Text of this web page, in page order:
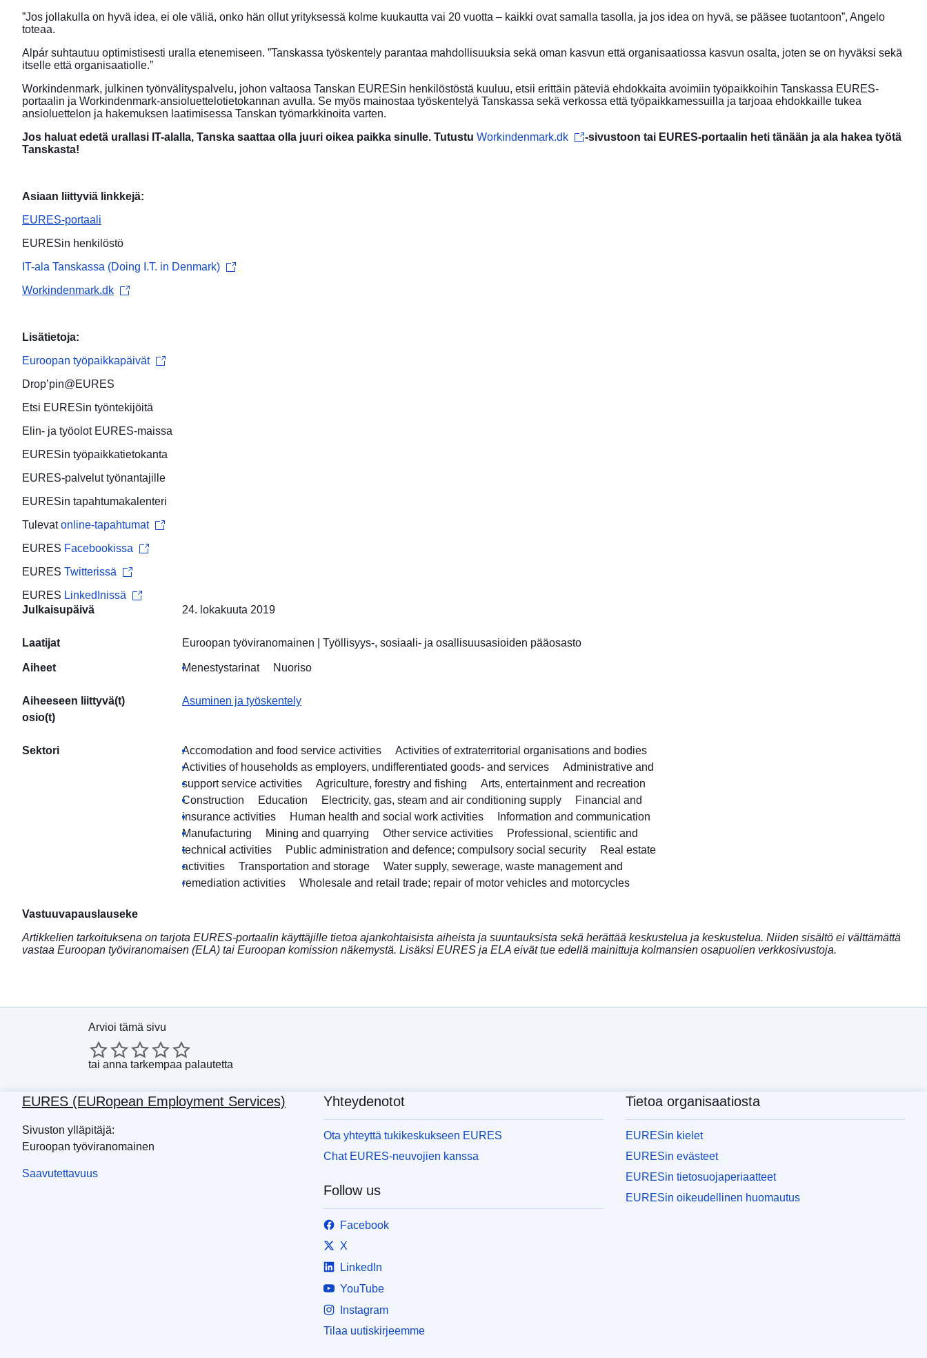
”Jos jollakulla on hyvä idea, ei ole väliä, onko hän ollut yrityksessä kolme kuukautta vai 20 vuotta – kaikki ovat samalla tasolla, ja jos idea on hyvä, se pääsee tuotantoon”, Angelo
toteaa.
Alpár suhtautuu optimistisesti uralla etenemiseen. ”Tanskassa työskentely parantaa mahdollisuuksia sekä oman kasvun että organisaatiossa kasvun osalta, joten se on hyväksi sekä
itselle että organisaatiolle.”
Workindenmark, julkinen työnvälityspalvelu, johon valtaosa Tanskan EURESin henkilöstöstä kuuluu, etsii erittäin päteviä ehdokkaita avoimiin työpaikkoihin Tanskassa EURES-
portaalin ja Workindenmark-ansioluettelotietokannan avulla. Se myös mainostaa työskentelyä Tanskassa sekä verkossa että työpaikkamessuilla ja tarjoaa ehdokkaille tukea
ansioluettelon ja hakemuksen laatimisessa Tanskan työmarkkinoita varten.
Jos haluat edetä urallasi IT-alalla, Tanska saattaa olla juuri oikea paikka sinulle. Tutustu Workindenmark.dk
-sivustoon tai EURES-portaalin heti tänään ja ala hakea työtä
Tanskasta!
Asiaan liittyviä linkkejä:
EURES-portaali
EURESin henkilöstö
IT-ala Tanskassa (Doing I.T. in Denmark)
Workindenmark.dk
Lisätietoja:
Euroopan työpaikkapäivät
Drop’pin@EURES
Etsi EURESin työntekijöitä
Elin- ja työolotEURES-maissa
EURESin työpaikkatietokanta
EURES-palveluttyönantajille
EURESin tapahtumakalenteri
Tulevatonline-tapahtumat
EURES Facebookissa
EURES Twitterissä
EURES LinkedInissä
Julkaisupäivä
24. lokakuuta 2019
Laatijat Euroopan työviranomainen Työllisyys-, sosiaali- ja osallisuusasioiden pääosasto
Aiheet Menestystarinat Nuoriso
Aiheeseen liittyvä(t)
osio(t)
Asuminen ja työskentely
Sektori Accomodation and food service activities
Activities of extraterritorial organisations and bodies
Activities of households as employers, undifferentiated goods- and services
Administrative and
support service activities
Agriculture, forestry and fishing
Arts, entertainment and recreation
Construction
Education Electricity, gas, steam and air conditioning supply
Financial and
insurance activities
Human health and social work activities
Information and communication
Manufacturing
Mining and quarrying Other service activities
Professional, scientific and
technical activities
Public administration and defence; compulsory social security
Real estate
activities
Transportation and storage
Water supply, sewerage, waste management and
remediation activities
Wholesale and retail trade; repair of motor vehicles and motorcycles
Vastuuvapauslauseke
Artikkelien tarkoituksena on tarjota EURES-portaalin käyttäjille tietoa ajankohtaisista aiheista ja suuntauksista sekä herättää keskustelua ja keskustelua. Niiden sisältö ei välttämättä
vastaa Euroopan työviranomaisen (ELA) tai Euroopan komission näkemystä. Lisäksi EURES ja ELA eivät tue edellä mainittuja kolmansien osapuolien verkkosivustoja.
Arvioi tämä sivu
tai anna tarkempaa palautetta
EURES (EURopean Employment Services)
Sivuston ylläpitäjä:
Euroopan työviranomainen
Saavutettavuus
Yhteydenotot
Ota yhteyttä tukikeskukseen EURES
Chat EURES-neuvojien kanssa
Follow us
Facebook
X
LinkedIn
YouTube
Instagram
Tilaa uutiskirjeemme
Tietoa organisaatiosta
EURESin kielet
EURESin evästeet
EURESin tietosuojaperiaatteet
EURESin oikeudellinen huomautus